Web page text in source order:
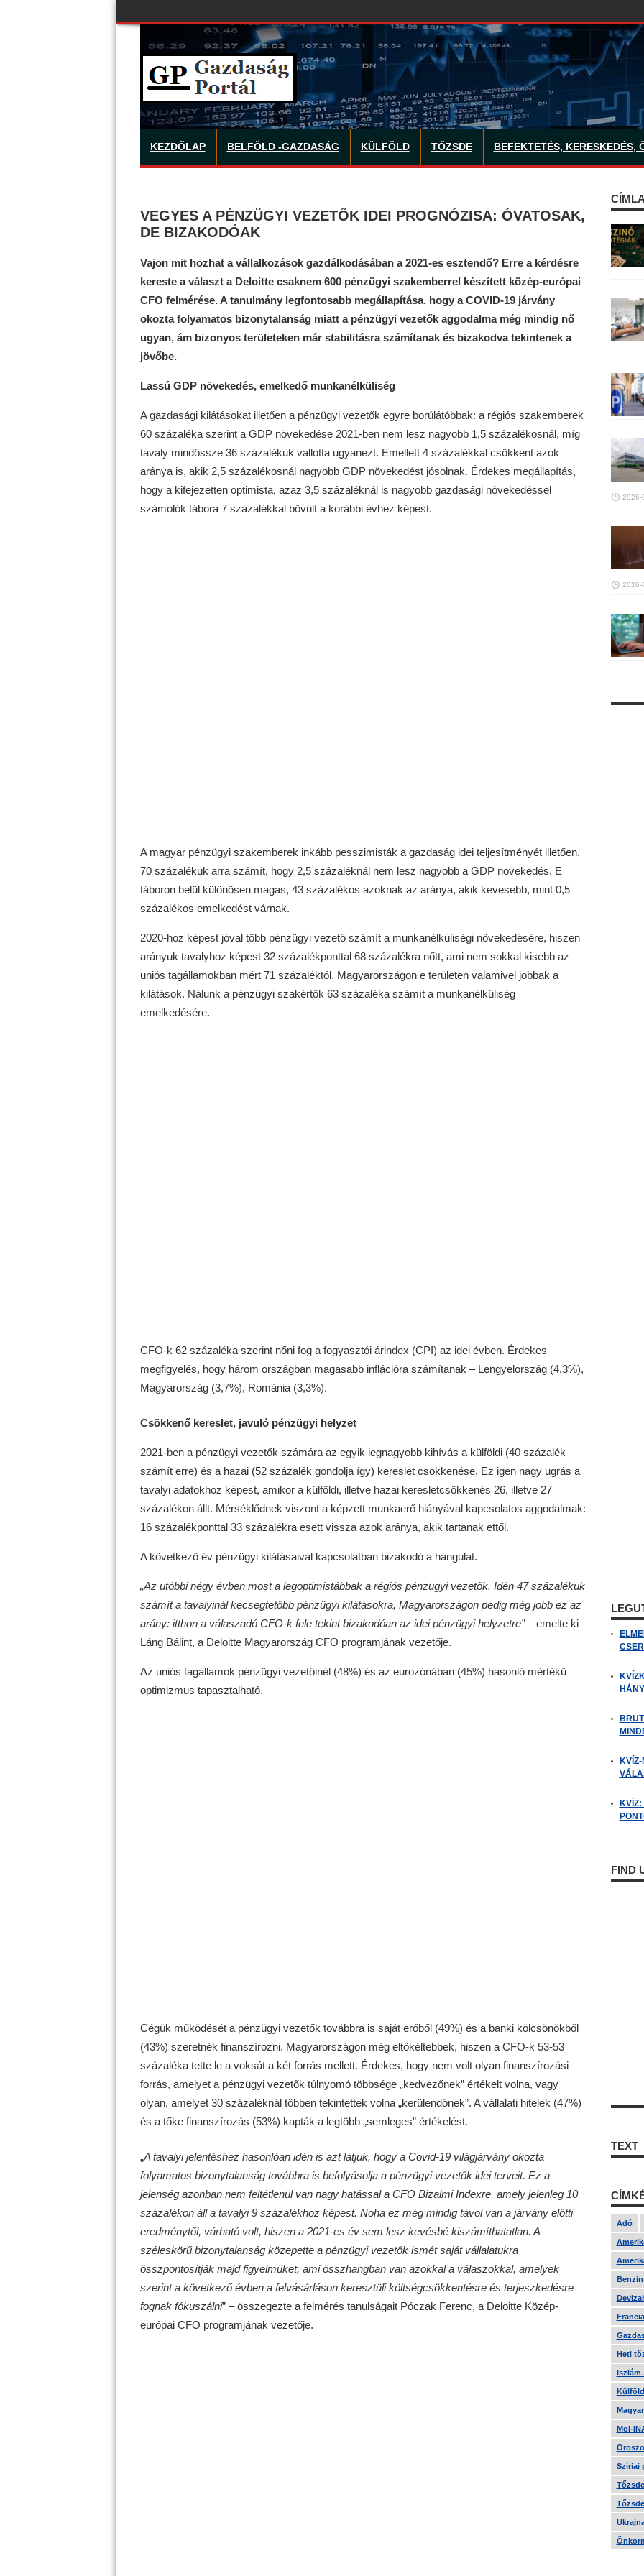
KEZDŐLAP BELFÖLD -GAZDASÁG KÜLFÖLD TŐZSDE BEFEKTETÉS, KERESKEDÉS,
VEGYES A PÉNZÜGYI VEZETŐK IDEI PROGNÓZISA: ÓVATOSAK,
DE BIZAKODÓAK
Vajon mit hozhat a vállalkozások gazdálkodásában a 2021-es esztendő? Erre a kérdésre
kereste a választ a Deloitte csaknem 600 pénzügyi szakemberrel készített közép-európai
CFO felmérése. A tanulmány legfontosabb megállapítása, hogy a COVID-19 járvány
okozta folyamatos bizonytalanság miatt a pénzügyi vezetők aggodalma még mindig nő
ugyan, ám bizonyos területeken már stabilitásra számítanak és bizakodva tekintenek a
jövőbe.
Lassú GDP növekedés, emelkedő munkanélküliség
A gazdasági kilátásokat illetően a pénzügyi vezetők egyre borúlátóbbak: a régiós szakemberek
60 százaléka szerint a GDP növekedése 2021-ben nem lesz nagyobb 1,5 százalékosnál, míg
tavaly mindössze 36 százalékuk vallotta ugyanezt. Emellett 4 százalékkal csökkent azok
aránya is, akik 2,5 százalékosnál nagyobb GDP növekedést jósolnak. Érdekes megállapítás,
hogy a kifejezetten optimista, azaz 3,5 százaléknál is nagyobb gazdasági növekedéssel
számolók tábora 7 százalékkal bővült a korábbi évhez képest.
A magyar pénzügyi szakemberek inkább pesszimisták a gazdaság idei teljesítményét illetően.
70 százalékuk arra számít, hogy 2,5 százaléknál nem lesz nagyobb a GDP növekedés. E
táboron belül különösen magas, 43 százalékos azoknak az aránya, akik kevesebb, mint 0,5
százalékos emelkedést várnak.
2020-hoz képest jóval több pénzügyi vezető számít a munkanélküliségi növekedésére, hiszen
arányuk tavalyhoz képest 32 százalékponttal 68 százalékra nőtt, ami nem sokkal kisebb az
uniós tagállamokban mért 71 százaléktól. Magyarországon e területen valamivel jobbak a
kilátások. Nálunk a pénzügyi szakértők 63 százaléka számít a munkanélküliség
emelkedésére.
CFO-k 62 százaléka szerint nőni fog a fogyasztói árindex (CPI) az idei évben. Érdekes
megfigyelés, hogy három országban magasabb inflációra számítanak – Lengyelország (4,3%),
Magyarország (3,7%), Románia (3,3%).
Csökkenő kereslet, javuló pénzügyi helyzet
2021-ben a pénzügyi vezetők számára az egyik legnagyobb kihívás a külföldi (40 százalék
számít erre) és a hazai (52 százalék gondolja így) kereslet csökkenése. Ez igen nagy ugrás a
tavalyi adatokhoz képest, amikor a külföldi, illetve hazai keresletcsökkenés 26, illetve 27
százalékon állt. Mérséklődnek viszont a képzett munkaerő hiányával kapcsolatos aggodalmak:
16 százalékponttal 33 százalékra esett vissza azok aránya, akik tartanak ettől.
A következő év pénzügyi kilátásaival kapcsolatban bizakodó a hangulat.
„Az utóbbi négy évben most a legoptimistábbak a régiós pénzügyi vezetők. Idén 47 százalékuk
számít a tavalyinál kecsegtetőbb pénzügyi kilátásokra, Magyarországon pedig még jobb ez az
arány: itthon a válaszadó CFO-k fele tekint bizakodóan az idei pénzügyi helyzetre”– emelte ki
Láng Bálint, a Deloitte Magyarország CFO programjának vezetője.
Az uniós tagállamok pénzügyi vezetőinél (48%) és az eurozónában (45%) hasonló mértékű
optimizmus tapasztalható.
Cégük működését a pénzügyi vezetők továbbra is saját erőből (49%) és a banki kölcsönökből
(43%) szeretnék finanszírozni. Magyarországon még eltökéltebbek, hiszen a CFO-k 53-53
százaléka tette le a voksát a két forrás mellett. Érdekes, hogy nem volt olyan finanszírozási
forrás, amelyet a pénzügyi vezetők túlnyomó többsége „kedvezőnek” értékelt volna, vagy
olyan, amelyet 30 százaléknál többen tekintettek volna „kerülendőnek”. A vállalati hitelek (47%)
és a tőke finanszírozás (53%) kapták a legtöbb „semleges” értékelést.
„A tavalyi jelentéshez hasonlóan idén is azt látjuk, hogy a Covid-19 világjárvány okozta
folyamatos bizonytalanság továbbra is befolyásolja a pénzügyi vezetők idei terveit. Ez a
jelenség azonban nem feltétlenül van nagy hatással a CFO Bizalmi Indexre, amely jelenleg 10
százalékon áll a tavalyi 9 százalékhoz képest. Noha ez még mindig távol van a járvány előtti
eredménytől, várható volt, hiszen a 2021-es év sem lesz kevésbé kiszámíthatatlan. A
széleskörű bizonytalanság közepette a pénzügyi vezetők ismét saját vállalatukra
összpontosítják majd figyelmüket, ami összhangban van azokkal a válaszokkal, amelyek
szerint a következő évben a felvásárláson keresztüli költségcsökkentésre és terjeszkedésre
fognak fókuszálni” – összegezte a felmérés tanulságait Póczak Ferenc, a Deloitte Közép-
európai CFO programjának vezetője.
2026-
2026-
FIND
TEXT
Adó
Benzin
Heti
Iszlám
Mol-
Szíriai